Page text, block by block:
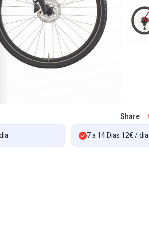
Share
7 a 14 Dias 12€ / dia